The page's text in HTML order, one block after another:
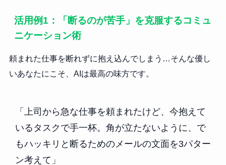
活用例1：「断るのが苦手」を克服するコミュ
ニケーション術
頼まれた仕事を断れずに抱え込んでしまう…そんな優し
いあなたにこそ、AIは最高の味方です。
「上司から急な仕事を頼まれたけど、今抱えて
いるタスクで手一杯。角が立たないように、で
もハッキリと断るためのメールの文面を3パター
ン考えて」